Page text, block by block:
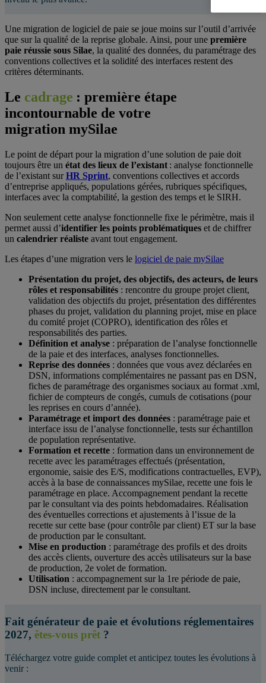
Une migration de logiciel de paie se joue moins sur l’outil d’arrivée
que sur la qualité de la reprise globale. Ainsi, pour une première
paie réussie sous Silae, la qualité des données, du paramétrage des
conventions collectives et la solidité des interfaces restent des
critères déterminants.
Le cadrage : première étape
incontournable de votre
migration mySilae
Le point de départ pour la migration d’une solution de paie doit
toujours être un état des lieux de l’existant : analyse fonctionnelle
de l’existant surHR Sprint, conventions collectives et accords
d’entreprise appliqués, populations gérées, rubriques spécifiques,
interfaces avec la comptabilité, la gestion des temps et le SIRH.
Non seulement cette analyse fonctionnelle fixe le périmètre, mais il
permet aussi d’identifier les points problématiques et de chiffrer
un calendrier réaliste avant tout engagement.
Les étapes d’une migration vers le logiciel de paie mySilae
Présentation du projet, des objectifs, des acteurs, de leurs
rôles et responsabilités : rencontre du groupe projet client,
validation des objectifs du projet, présentation des différentes
phases du projet, validation du planning projet, mise en place
du comité projet (COPRO), identification des rôles et
responsabilités des parties.
Définition et analyse : préparation de l’analyse fonctionnelle
de la paie et des interfaces, analyses fonctionnelles.
Reprise des données : données que vous avez déclarées en
DSN, informations complémentaires ne passant pas en DSN,
fiches de paramétrage des organismes sociaux au format .xml,
fichier de compteurs de congés, cumuls de cotisations (pour
les reprises en cours d’année).
Paramétrage et import des données : paramétrage paie et
interface issu de l’analyse fonctionnelle, tests sur échantillon
de population représentative.
Formation et recette : formation dans un environnement de
recette avec les paramétrages effectués (présentation,
ergonomie, saisie des E/S, modifications contractuelles, EVP),
accès à la base de connaissances mySilae, recette une fois le
paramétrage en place. Accompagnement pendant la recette
par le consultant via des points hebdomadaires. Réalisation
des éventuelles corrections et ajustements à l’issue de la
recette sur cette base (pour contrôle par client) ET sur la base
de production par le consultant.
Mise en production : paramétrage des profils et des droits
des accès clients, ouverture des accès utilisateurs sur la base
de production, 2e volet de formation.
Utilisation : accompagnement sur la 1re période de paie,
DSN incluse, directement par le consultant.
Fait générateur de paie et évolutions réglementaires
2027, êtes-vous prêt ?
Téléchargez votre guide complet et anticipez toutes les évolutions à
venir :